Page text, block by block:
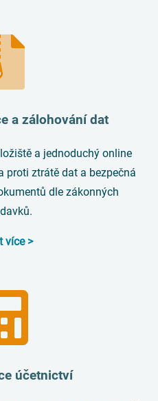
a zálohování dat
a jednoduchý online
ztrátě dat a bezpečná
dle zákonných
více >
účetnictví